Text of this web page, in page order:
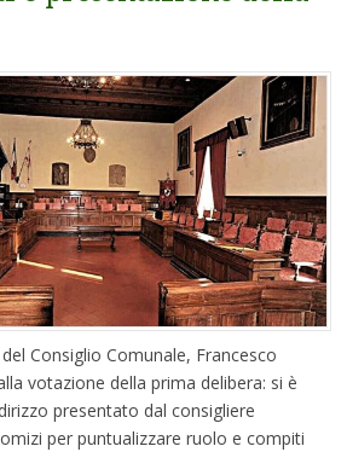
Consiglio Comunale, Francesco
votazione della prima delibera: si è
presentato dal consigliere
per puntualizzare ruolo e compiti